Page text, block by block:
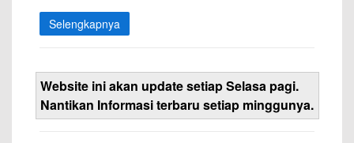
Selengkapnya
Website ini akan update setiap Selasa pagi.
Nantikan Informasi terbaru setiap minggunya.